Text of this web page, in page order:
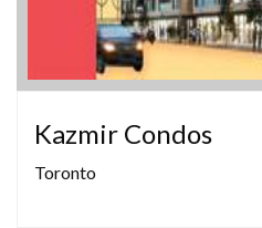
Kazmir Condos
Toronto